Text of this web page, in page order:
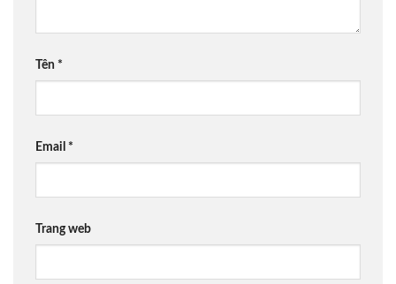
Tên *
Email *
Trang web